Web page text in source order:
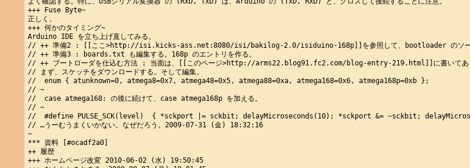
+++ Fuse Byte~
正しく。
+++ 何かのタイミング~
Arduino IDE を立ち上げ直してみる。
// ++ 準備2 : [[ここ>http://isi.kicks-ass.net:8080/isi/bakilog-2.0/isiduino-168p]]を参照して、bootloader のソースに手
// ++ 準備3 : boards.txt も編集する。168p のエントリを作る。
// ++ ブートローダを仕込む方法 : 当面は、[[このページ>http://arms22.blog91.fc2.com/blog-entry-219.html]]に書いてある
// まず、スケッチをダウンロードする。そして編集。
//  enum { atunknown=0, atmega8=0x7, atmega48=0x5, atmega88=0xa, atmega168=0x6, atmega168p=0xb };
// ~
//  case atmega168: の後に続けて、case atmega168p を加える。
// ~
//  #define PULSE_SCK(level)  { *sckport |= sckbit; delayMicroseconds(10); *sckport &= ~sckbit;
// …うーむうまくいかない。なぜだろう。2009-07-31 (金) 18:32:16
~
*** 資料 [#ocadf2a0]
++ 履歴
+++ ホームページ改変 2010-06-02 (水) 19:50:45